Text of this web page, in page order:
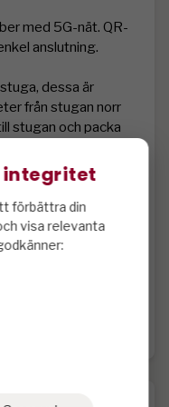
med 5G-nät. QR-
anslutning.
dessa är
från stugan norr
stugan och packa
som delas inom
mot avgift
och avståndet
integritet
förbättra din
visa relevanta